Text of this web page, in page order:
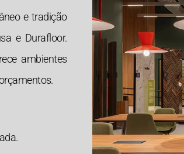
e tradição
e Durafloor.
ambientes